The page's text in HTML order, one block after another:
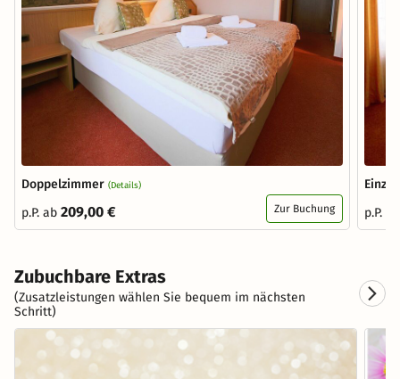
Doppelzimmer (Details)
p.P. ab 209,00 € Zur Buchung
p.P.
Zubuchbare Extras
(Zusatzleistungen wählen Sie bequem im nächsten
Schritt)